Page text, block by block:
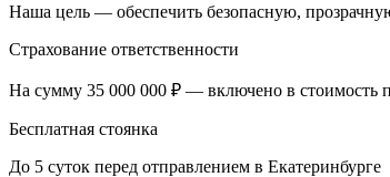
Наша цель — обеспечить безопасную,
Страхование ответственности
На сумму 35 000 000 ₽ — включено в стоимость
Бесплатная стоянка
До 5 суток перед отправлением в Екатеринбурге